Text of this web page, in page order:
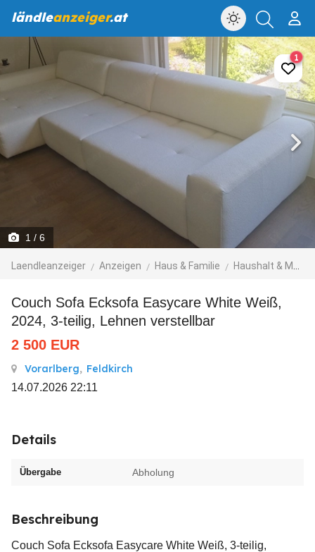
ländleanzeiger.at
1 / 6
Laendleanzeiger Anzeigen Haus & Familie Haushalt & Möbel
1
Couch Sofa Ecksofa Easycare White Weiß,
2024, 3-teilig, Lehnen verstellbar
2 500 EUR
Vorarlberg, Feldkirch
14.07.2026 22:11
Details
Übergabe Abholung
Beschreibung
Couch Sofa Ecksofa Easycare White Weiß, 3-teilig,